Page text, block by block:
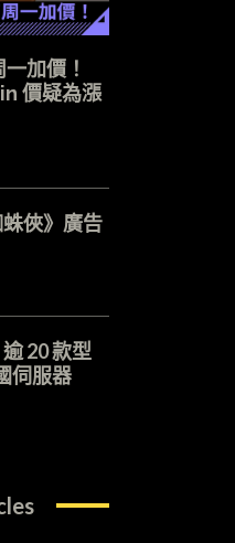
加價！
價疑為漲
俠》廣告
20 款型
伺服器